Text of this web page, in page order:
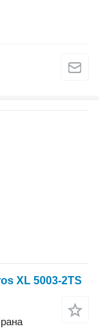
XL 5003-2TS